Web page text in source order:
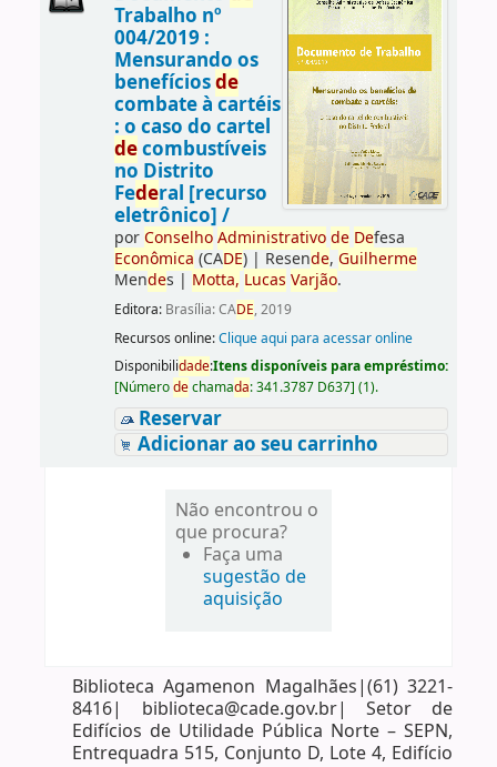
Trabalho nº
004/2019 :
Mensurando os
benefíciosde
combate à cartéis
: o caso do cartel
decombustíveis
no Distrito
Federal [recurso
eletrônico] /
porConselho Administrativo de Defesa
Econômica (CADE)| Resende, Guilherme
Mendes | Motta, Lucas Varjão.
Editora: Brasília: CADE, 2019
Recursos online:Clique aqui para acessar online
Disponibilidade:Itens disponíveis para empréstimo:
[Númerodechamada:341.3787 D637] (1).
Reservar
Adicionar ao seu carrinho
Não encontrou o
que procura?
Faça uma
sugestão de
aquisição
Biblioteca Agamenon Magalhães|(61) 3221-
8416| biblioteca@cade.gov.br| Setor de
Edifícios de Utilidade Pública Norte – SEPN,
Entrequadra 515, Conjunto D, Lote 4, Edifício